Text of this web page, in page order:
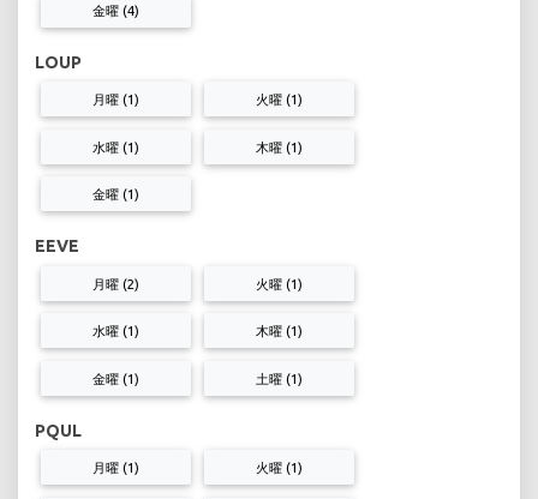
金曜 (4)
LOUP
月曜 (1) 火曜 (1)
水曜 (1) 木曜 (1)
金曜 (1)
EEVE
月曜 (2) 火曜 (1)
水曜 (1) 木曜 (1)
金曜 (1) 土曜 (1)
PQUL
月曜 (1) 火曜 (1)